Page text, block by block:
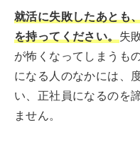
就活に失敗したあとも
を持ってください。失
が怖くなってしまうも
になる人のなかには、
い、正社員になるのを
ません。